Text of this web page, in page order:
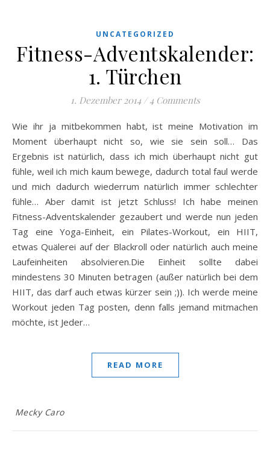
UNCATEGORIZED
Fitness-Adventskalender:
1. Türchen
1. Dezember 2014 / 4 Comments
Wie ihr ja mitbekommen habt, ist meine Motivation im
Moment überhaupt nicht so, wie sie sein soll… Das
Ergebnis ist natürlich, dass ich mich überhaupt nicht gut
fühle, weil ich mich kaum bewege, dadurch total faul werde
und mich dadurch wiederrum natürlich immer schlechter
fühle… Aber damit ist jetzt Schluss! Ich habe meinen
Fitness-Adventskalender gezaubert und werde nun jeden
Tag eine Yoga-Einheit, ein Pilates-Workout, ein HIIT,
etwas Quälerei auf der Blackroll oder natürlich auch meine
Laufeinheiten absolvieren.Die Einheit sollte dabei
mindestens 30 Minuten betragen (außer natürlich bei dem
HIIT, das darf auch etwas kürzer sein ;)). Ich werde meine
Workout jeden Tag posten, denn falls jemand mitmachen
möchte, ist Jeder…
READ MORE
Mecky Caro